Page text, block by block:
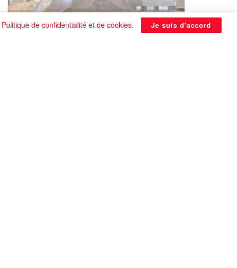
Politique de confidentialité et de cookies. Je suis d'accord